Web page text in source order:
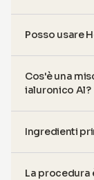
Posso usare
Cos'è una
ialuronico Al?
Ingredienti
La procedura